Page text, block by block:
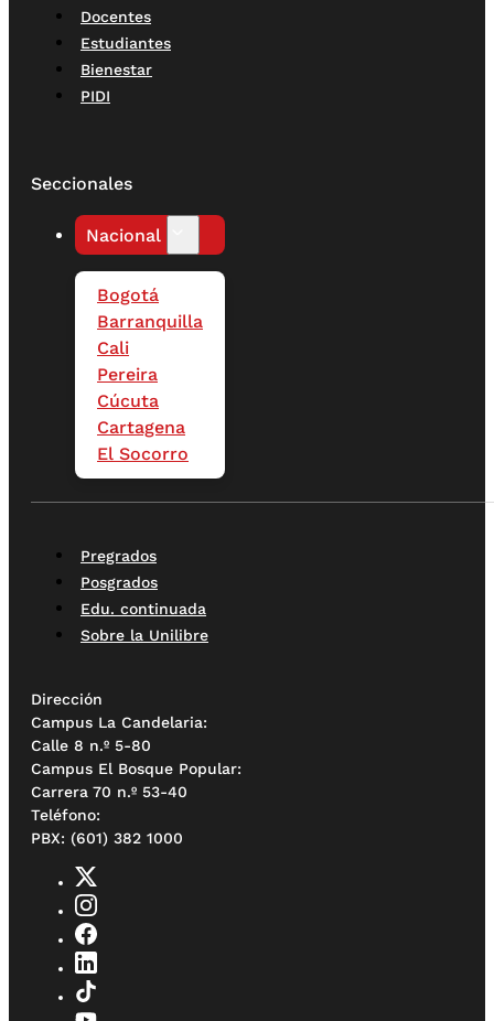
Docentes
Estudiantes
Bienestar
PIDI
Seccionales
Nacional
Bogotá
Barranquilla
Cali
Pereira
Cúcuta
Cartagena
El Socorro
Pregrados
Posgrados
Edu. continuada
Sobre la Unilibre
Dirección
Campus La Candelaria:
Calle 8 n.º 5-80
Campus El Bosque Popular:
Carrera 70 n.º 53-40
Teléfono:
PBX: (601) 382 1000